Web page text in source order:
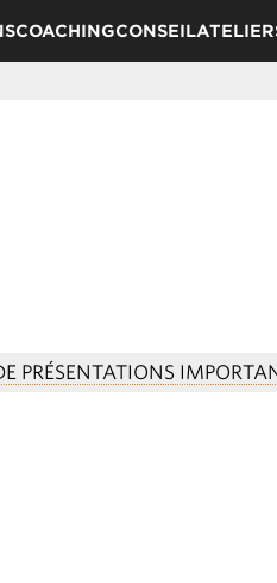
COACHINGCONSEIL
PRÉSENTATIONS